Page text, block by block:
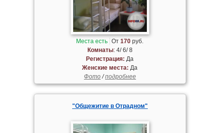
Места есть От170 руб.
Комнаты: 4/ 6/ 8
Регистрация: Да
Женские места: Да
Фото/подробнее
"Общежитие в Отрадном"